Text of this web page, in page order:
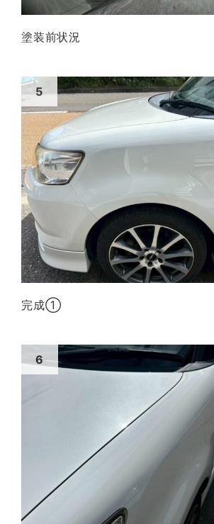
塗装前状況
完成①